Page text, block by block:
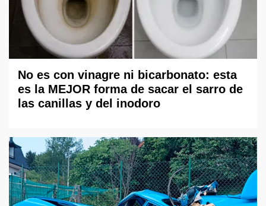
No es con vinagre ni bicarbonato: esta
es la MEJOR forma de sacar el sarro de
las canillas y del inodoro